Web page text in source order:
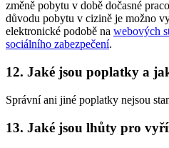
změně pobytu v době dočasné
důvodu pobytu v cizině je možno
elektronické podobě na webových
sociálního zabezpečení.
12. Jaké jsou poplatky a
Správní ani jiné poplatky nejsou
13. Jaké jsou lhůty pro